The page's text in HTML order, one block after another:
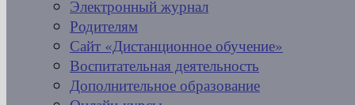
Электронный журнал
Родителям
Сайт «Дистанционное обучение»
Воспитательная деятельность
Дополнительное образование